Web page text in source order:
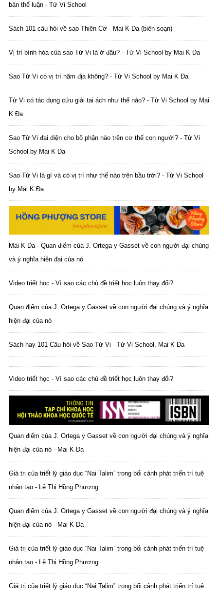
bản thể luận - Tử Vi School
Sách 101 câu hỏi về sao Thiên Cơ - Mai K Đa (biên soạn)
Vị trí bình hòa của sao Tử Vi là ở đâu? - Tử Vi School by Mai K Đa
Sao Tử Vi có vị trí hãm địa không? - Tử Vi School by Mai K Đa
Tử Vi có tác dụng cứu giải tai ách như thế nào? - Tử Vi School by Mai
K Đa
Sao Tử Vi đại diện cho bộ phận nào trên cơ thể con người? - Tử Vi
School by Mai K Đa
Sao Tử Vi là gì và có vị trí như thế nào trên bầu trời? - Tử Vi School
by Mai K Đa
Mai K Đa - Quan điểm của J. Ortega y Gasset về con người đại chúng
và ý nghĩa hiện đại của nó
Video triết học - Vì sao các chủ đề triết học luôn thay đổi?
Quan điểm của J. Ortega y Gasset về con người đại chúng và ý nghĩa
hiện đại của nó
Sách hay 101 Câu hỏi về Sao Tử Vi - Tử Vi School, Mai K Đa
Video triết học - Vì sao các chủ đề triết học luôn thay đổi?
Quan điểm của J. Ortega y Gasset về con người đại chúng và ý nghĩa
hiện đại của nó - Mai K Đa
Giá trị của triết lý giáo dục “Nai Talim” trong bối cảnh phát triển trí tuệ
nhân tạo - Lê Thị Hồng Phượng
Quan điểm của J. Ortega y Gasset về con người đại chúng và ý nghĩa
hiện đại của nó - Mai K Đa
Giá trị của triết lý giáo dục “Nai Talim” trong bối cảnh phát triển trí tuệ
nhân tạo - Lê Thị Hồng Phượng
Giá trị của triết lý giáo dục “Nai Talim” trong bối cảnh phát triển trí tuệ